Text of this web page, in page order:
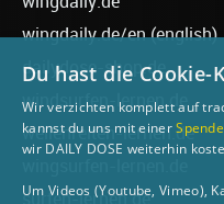
wingdaily.de/en(english)
dailydose-shop.de
windsurfen-lernen.de
wellenreiten-lernen.de
surfen-lernen.de
Du hast die Cookie-
Wir verzichten komplett auf
kannst du uns mit einer
wir DAILY DOSE weiterhin
Um Videos (Youtube, Vimeo),